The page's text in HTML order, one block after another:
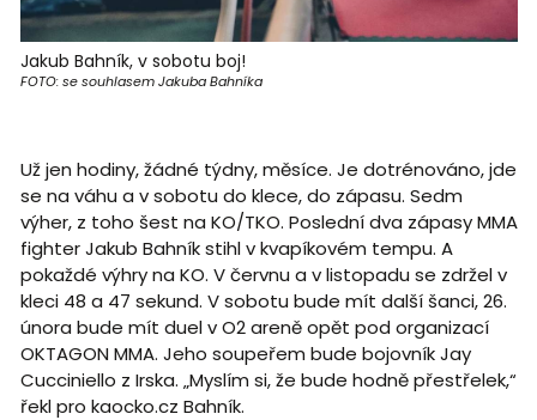
Jakub Bahník, v sobotu boj!
FOTO: se souhlasem Jakuba Bahníka
Už jen hodiny, žádné týdny, měsíce. Je dotrénováno, jde
se na váhu a v sobotu do klece, do zápasu. Sedm
výher, z toho šest na KO/TKO. Poslední dva zápasy MMA
fighter Jakub Bahník stihl v kvapíkovém tempu. A
pokaždé výhry na KO. V červnu a v listopadu se zdržel v
kleci 48 a 47 sekund. V sobotu bude mít další šanci, 26.
února bude mít duel v O2 areně opět pod organizací
OKTAGON MMA. Jeho soupeřem bude bojovník Jay
Cucciniello z Irska. „Myslím si, že bude hodně přestřelek,“
řekl pro kaocko.cz Bahník.